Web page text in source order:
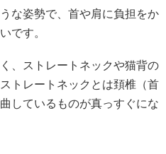
な姿勢で、首や肩に負担をか
です。
、ストレートネックや猫背の
ストレートネックとは頚椎（首
しているものが真っすぐにな